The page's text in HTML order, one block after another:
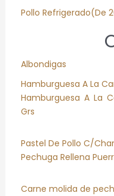
Pollo Refrigerado(De
Albondigas
Hamburguesa A La
Hamburguesa A La
Grs
Pastel De Pollo C/
Pechuga Rellena
Carne molida de